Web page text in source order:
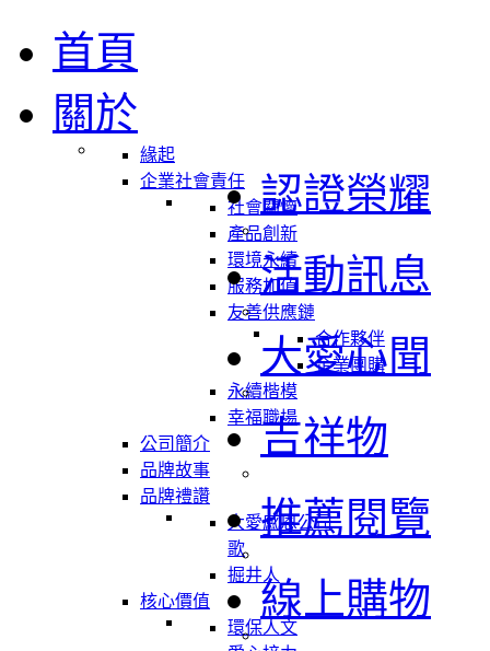
首頁
關於
緣起
企業社會責任
社會關懷
產品創新
環境永續
服務加值
友善供應鏈
合作夥伴
企業團購
永續楷模
幸福職場
公司簡介
品牌故事
品牌禮讚
大愛感恩公司
歌
掘井人
核心價值
環保人文
認證榮耀
活動訊息
大愛心聞
吉祥物
推薦閱覽
線上購物